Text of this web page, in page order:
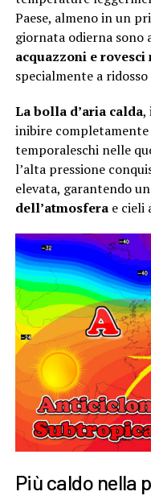
Paese, almeno in un
giornata odierna sono
acquazzoni e
specialmente a ridosso
La bolla d’aria calda,
inibire
temporaleschi nelle
l’alta pressione
elevata, garantendo
dell’atmosferae cieli
Più caldo nella